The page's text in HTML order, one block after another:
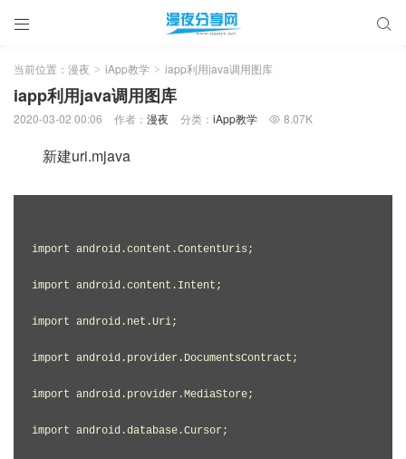
 
当前位置： 漫夜 > iApp教学 > iapp利用java调用图库
iapp利用java调用图库
2020-03-02 00:06 作者： 漫夜 分类： iApp教学  8.07K
新建uri.mjava
import android.content.ContentUris;
import android.content.Intent;
import android.net.Uri;
import android.provider.DocumentsContract;
import android.provider.MediaStore;
import android.database.Cursor;